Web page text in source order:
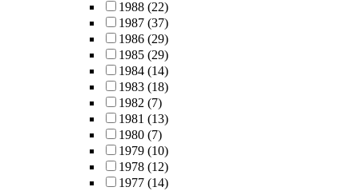
1988 (22)
1987 (37)
1986 (29)
1985 (29)
1984 (14)
1983 (18)
1982 (7)
1981 (13)
1980 (7)
1979 (10)
1978 (12)
1977 (14)